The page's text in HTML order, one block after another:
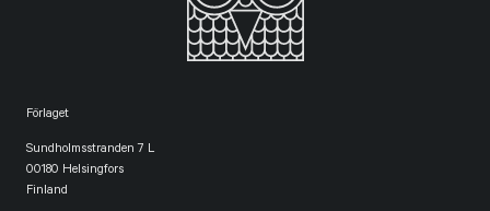
Förlaget
Sundholmsstranden 7 L
00180 Helsingfors
Finland